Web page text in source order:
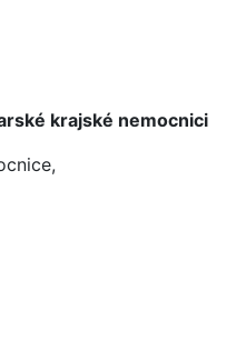
krajské nemocnici